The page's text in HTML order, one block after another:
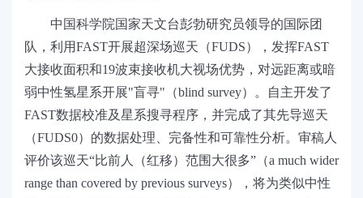
中国科学院国家天文台彭勃研究员领导的国际团
队，利用FAST开展超深场巡天 （FUDS） ，发挥FAST
大接收面积和19波束接收机大视场优势，对远距离或暗
弱中性氢星系开展"盲寻" （blind survey）。自主开发了
FAST数据校准及星系搜寻程序，并完成了其先导巡天
（FUDS0）的数据处理、完备性和可靠性分析。 审稿人
评价该巡天“比前人（红移）范围大很多” （a much wider
range than covered by previous surveys），将为类似中性